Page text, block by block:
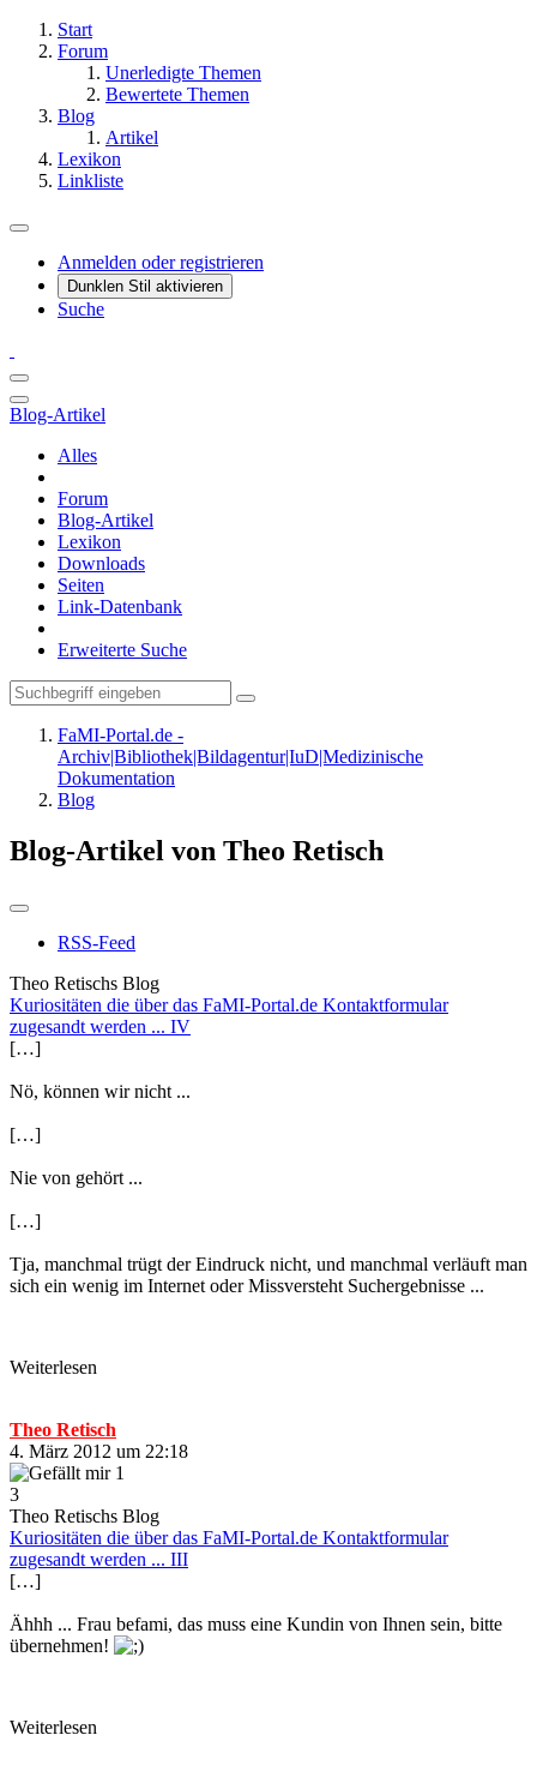
Start
Forum
Unerledigte Themen
Bewertete Themen
Blog
Artikel
Lexikon
Linkliste
Anmelden oder registrieren
Dunklen Stil aktivieren
Suche
Blog-Artikel
Alles
Forum
Blog-Artikel
Lexikon
Downloads
Seiten
Link-Datenbank
Erweiterte Suche
FaMI-Portal.de -
Archiv|Bibliothek|Bildagentur|IuD|Medizinische
Dokumentation
Blog
Blog-Artikel von Theo Retisch
RSS-Feed
Theo Retischs Blog
Kuriositäten die über das FaMI-Portal.de Kontaktformular
zugesandt werden ... IV
[…]
Nö, können wir nicht ...
[…]
Nie von gehört ...
[…]
Tja, manchmal trügt der Eindruck nicht, und manchmal verläuft man
sich ein wenig im Internet oder Missversteht Suchergebnisse ...
Weiterlesen
Theo Retisch
4. März 2012 um 22:18
1
3
Theo Retischs Blog
Kuriositäten die über das FaMI-Portal.de Kontaktformular
zugesandt werden ... III
[…]
Ähhh ... Frau befami, das muss eine Kundin von Ihnen sein, bitte
übernehmen!
Weiterlesen